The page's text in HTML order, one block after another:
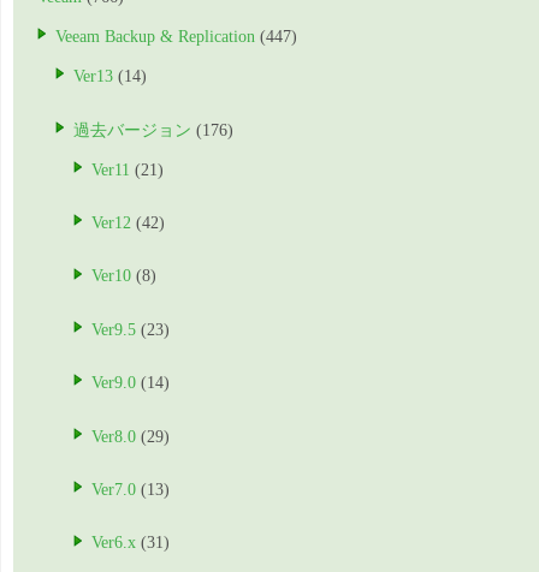
Veeam Backup & Replication (447)
Ver13 (14)
過去バージョン (176)
Ver11 (21)
Ver12 (42)
Ver10 (8)
Ver9.5 (23)
Ver9.0 (14)
Ver8.0 (29)
Ver7.0 (13)
Ver6.x (31)